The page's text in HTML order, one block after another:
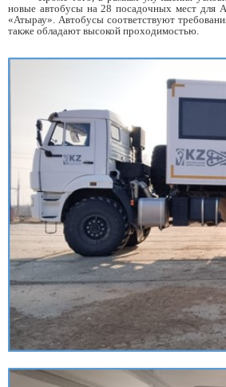
новые автобусы на 28 посадочных мест
«Атырау». Автобусы соответствуют
также обладают высокой проходимостью.